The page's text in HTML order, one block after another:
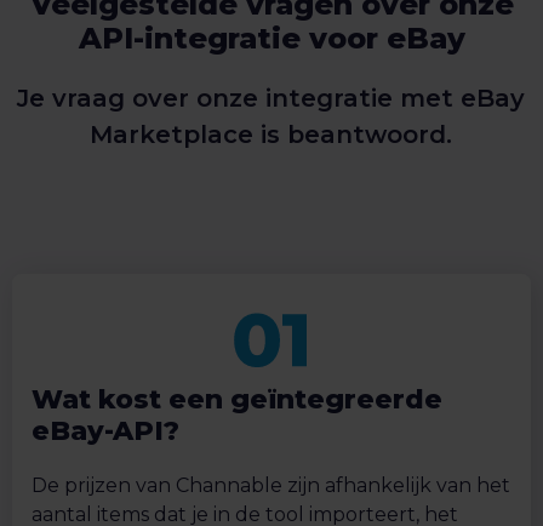
API-integratie voor eBay
Je vraag over onze integratie met eBay
Marketplace is beantwoord.
Wat kost een geïntegreerde
eBay-API?
De prijzen van Channable zijn afhankelijk van het
aantal items dat je in de tool importeert, het